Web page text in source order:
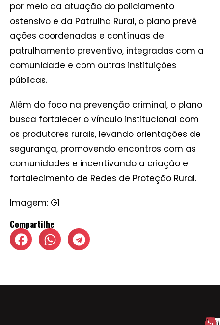
por meio da atuação do policiamento
ostensivo e da Patrulha Rural, o plano prevê
ações coordenadas e contínuas de
patrulhamento preventivo, integradas com a
comunidade e com outras instituições
públicas.
Além do foco na prevenção criminal, o plano
busca fortalecer o vínculo institucional com
os produtores rurais, levando orientações de
segurança, promovendo encontros com as
comunidades e incentivando a criação e
fortalecimento de Redes de Proteção Rural.
Imagem: G1
Compartilhe